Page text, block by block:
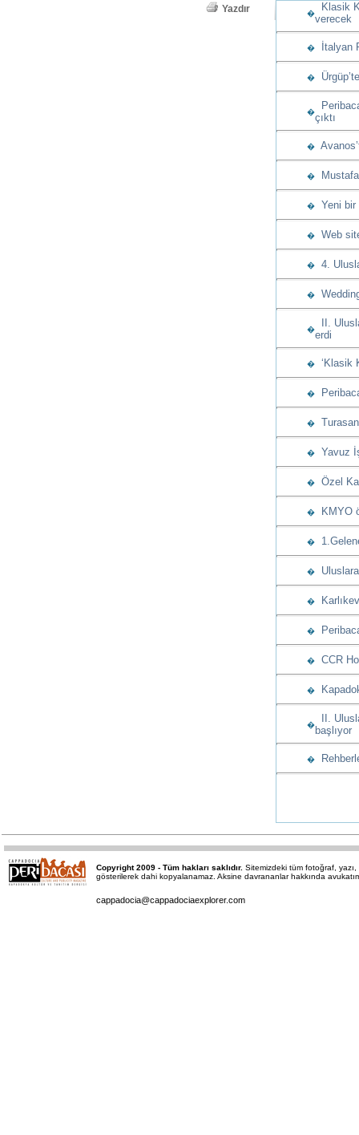
Yazdır �
Klasik
verecek
� İtalyan
�
�çıktı
�
�
� Yeni bir
� Web
� 4.
�
�
II.
erdi
� ‘Klasik
�
�
� Yavuz
� Özel
� KMYO
�
�
�
�
� CCR
�
�
II.
başlıyor
�
Copyright 2009 - Tüm hakları saklıdır. Sitemizdeki tüm fotoğraf,
gösterilerek dahi kopyalanamaz. Aksine davrananlar hakkında
cappadocia@cappadociaexplorer.com